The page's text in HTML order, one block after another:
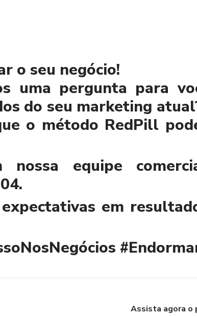
o seu negócio!
uma pergunta para
do seu marketing
o método RedPill
equipe
em
Assista agora o